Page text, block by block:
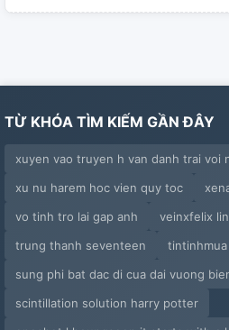
TỪ KHÓA TÌM KIẾM GẦN ĐÂY
xuyen vao truyen h van danh trai voi
xu nu harem hoc vien quy toc
vo tinh tro lai gap anh
veinxfelix
trung thanh seventeen
tintinhmua
sung phi bat dac di cua dai vuong
scintillation solution harry potter